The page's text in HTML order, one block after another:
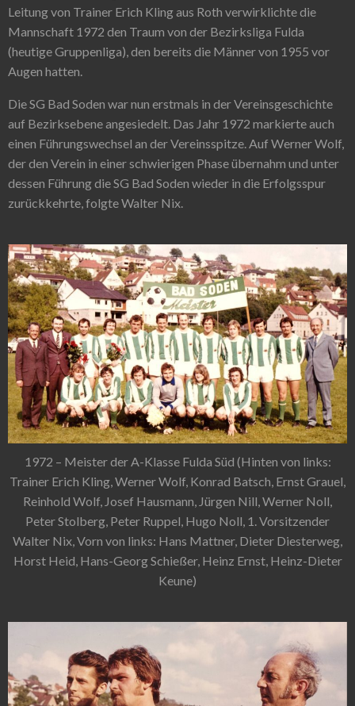
Leitung von Trainer Erich Kling aus Roth verwirklichte die
Mannschaft 1972 den Traum von der Bezirksliga Fulda
(heutige Gruppenliga), den bereits die Männer von 1955 vor
Augen hatten.
Die SG Bad Soden war nun erstmals in der Vereinsgeschichte
auf Bezirksebene angesiedelt. Das Jahr 1972 markierte auch
einen Führungswechsel an der Vereinsspitze. Auf Werner Wolf,
der den Verein in einer schwierigen Phase übernahm und unter
dessen Führung die SG Bad Soden wieder in die Erfolgsspur
zurückkehrte, folgte Walter Nix.
1972 – Meister der A-Klasse Fulda Süd (Hinten von links:
Trainer Erich Kling, Werner Wolf, Konrad Batsch, Ernst Grauel,
Reinhold Wolf, Josef Hausmann, Jürgen Nill, Werner Noll,
Peter Stolberg, Peter Ruppel, Hugo Noll, 1. Vorsitzender
Walter Nix, Vorn von links: Hans Mattner, Dieter Diesterweg,
Horst Heid, Hans-Georg Schießer, Heinz Ernst, Heinz-Dieter
Keune)